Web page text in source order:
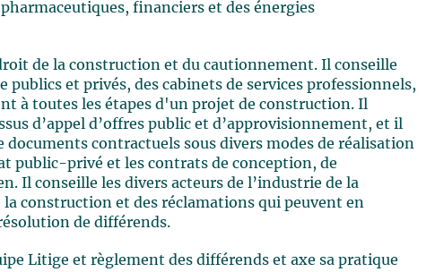
financiers et des énergies
de la construction et du cautionnement. Il conseille
et privés, des cabinets de services professionnels,
à toutes les étapes d'un projet de construction. Il
d’appel d’offres public et d’approvisionnement, et il
contractuels sous divers modes de réalisation
public-privé et les contrats de conception, de
Il conseille les divers acteurs de l’industrie de la
construction et des réclamations qui peuvent en
de différends.
Litige et règlement des différends et axe sa pratique